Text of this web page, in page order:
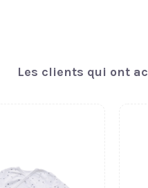
Les clients qui ont